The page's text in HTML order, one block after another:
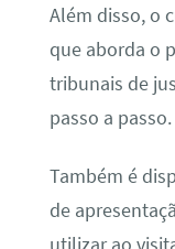
Além disso, o
que aborda o
tribunais de
passo a passo.
Também é
de